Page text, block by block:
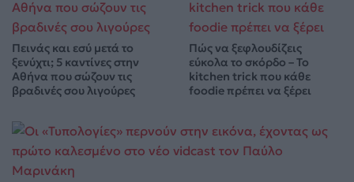
Πεινάς και εσύ μετά το
ξενύχτι; 5 καντίνες στην
Αθήνα που σώζουν τις
βραδινές σου λιγούρες
Πώς να ξεφλουδίζεις
εύκολα το σκόρδο – Το
kitchen trick που κάθε
foodie πρέπει να ξέρει